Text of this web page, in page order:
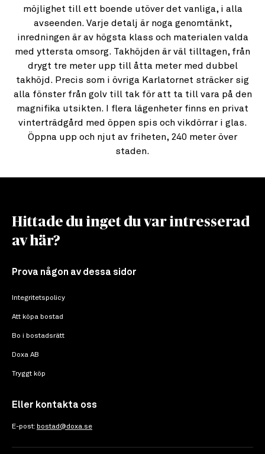
möjlighet till ett boende utöver det vanliga, i alla
avseenden. Varje detalj är noga genomtänkt,
inredningen är av högsta klass och materialen valda
med yttersta omsorg. Takhöjden är väl tilltagen, från
drygt tre meter upp till åtta meter med dubbel
takhöjd. Precis som i övriga Karlatornet sträcker sig
alla fönster från golv till tak för att ta till vara på den
magnifika utsikten. I flera lägenheter finns en privat
vinterträdgård med öppen spis och vikdörrar i glas.
Öppna upp och njut av friheten, 240 meter över
staden.
Hittade du inget du var intresserad
av här?
Prova någon av dessa sidor
Integritetspolicy
Att köpa bostad
Bo i bostadsrätt
Doxa AB
Tryggt köp
Eller kontakta oss
E-post: bostad@doxa.se